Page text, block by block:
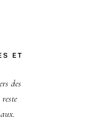
ET
des